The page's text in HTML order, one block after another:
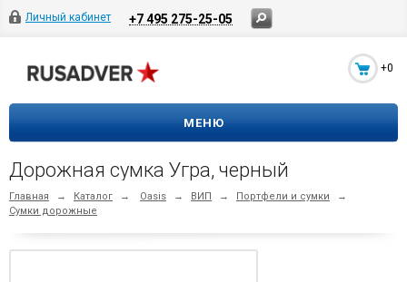
Личный кабинет +7 495 275-25-05
+0
МЕНЮ
Дорожная сумка Угра, черный
Главная → Каталог → Oasis → ВИП → Портфели и сумки
→
Сумки дорожные